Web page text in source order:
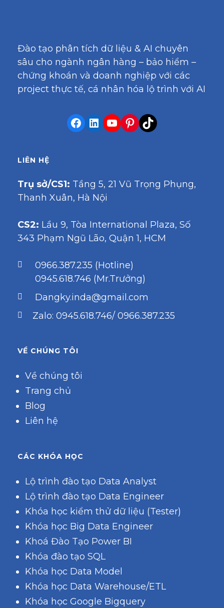
Đào tạo phân tích dữ liệu & AI chuyên
sâu cho ngành ngân hàng – bảo hiểm –
chứng khoán và doanh nghiệp với các
project thực tế, cá nhân hóa lộ trình với AI
LIÊN HỆ
Trụ sở/CS1: Tầng 5, 21 Vũ Trọng Phụng,
Thanh Xuân, Hà Nội
CS2: Lầu 9, Tòa International Plaza, Số
343 Phạm Ngũ Lão, Quận 1, HCM
0966.387.235 (Hotline)
0945.618.746 (Mr.Trưởng)
Dangky.inda@gmail.com
Zalo: 0945.618.746/ 0966.387.235
VỀ CHÚNG TÔI
Về chúng tôi
Trang chủ
Blog
Liên hệ
CÁC KHÓA HỌC
Lộ trình đào tạo Data Analyst
Lộ trình đào tạo Data Engineer
Khóa học kiểm thử dữ liệu (Tester)
Khóa học Big Data Engineer
Khoá Đào Tạo Power BI
Khóa đào tạo SQL
Khóa học Data Model
Khóa học Data Warehouse/ETL
Khóa học Google Bigquery